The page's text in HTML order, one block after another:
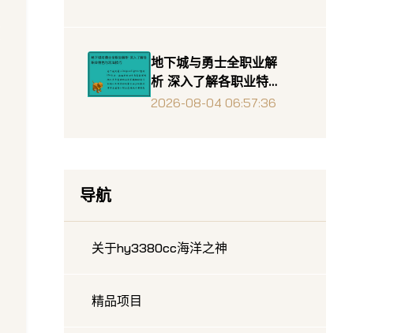
地下城与勇士全职业解
析 深入了解各职业特色
与玩法技巧
2026-08-04 06:57:36
导航
关于hy3380cc海洋之神
精品项目